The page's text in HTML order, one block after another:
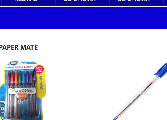
MATE